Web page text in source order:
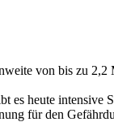
von bis zu
heute intensive
für den